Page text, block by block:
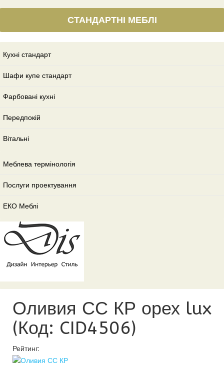
СТАНДАРТНІ МЕБЛІ
Кухні стандарт
Шафи купе стандарт
Фарбовані кухні
Передпокій
Вітальні
Меблева термінологія
Послуги проектування
ЕКО Меблі
Оливия СС КР орех lux
(Код: CID4506)
Рейтинг: